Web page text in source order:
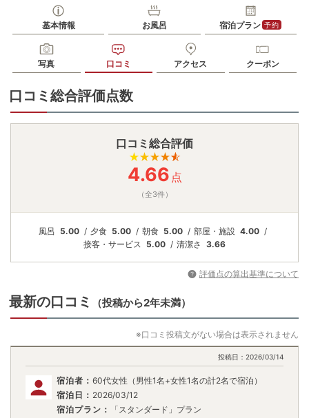
基本情報 お風呂 宿泊プラン 予約
写真 口コミ アクセス クーポン
口コミ総合評価点数
口コミ総合評価
4.66 点
（全3件）
風呂 5.00 夕食 5.00 朝食 5.00 部屋・施設 4.00
接客・ サービス 5.00 清潔さ 3.66
評価点の算出基準について
最新の口コミ （投稿から2年未満）
※口コミ投稿文がない場合は表示されません
投稿日： 2026/03/14
宿泊者： 60代女性（男性1名+女性1名の計2名で宿泊）
宿泊日： 2026/03/12
宿泊プラン：
「スタンダード」プラン